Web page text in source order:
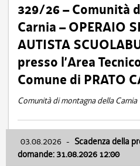
329/26 – Comunità
Carnia – OPERAIO
AUTISTA
presso l’Area
Comune di PRATO
Comunità di montagna della Carnia
03.08.2026 - Scadenza della
domande: 31.08.2026 12:00